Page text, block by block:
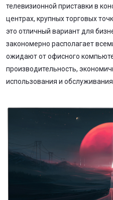
телевизионной приставки в
центрах, крупных торговых
это отличный вариант для
закономерно располагает
ожидают от офисного
производительность,
использования и обслуживания.